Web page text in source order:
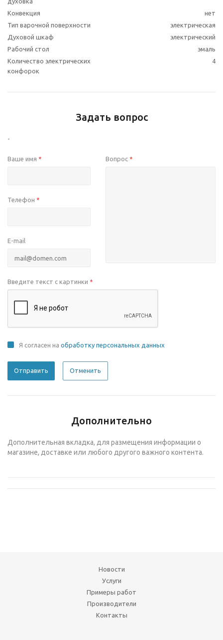
Конвекция
нет
Тип варочной поверхности
электрическая
Духовой шкаф
электрический
Рабочий стол
эмаль
Количество электрических
конфорок
4
Задать вопрос
-
Ваше имя *
Телефон *
E-mail
Вопрос *
Введите текст с картинки *
Я согласен на обработку персональных данных
Отменить
Дополнительно
Дополнительная вкладка, для размещения информации о
магазине, доставке или любого другого важного контента.
Новости
Услуги
Примеры работ
Производители
Контакты